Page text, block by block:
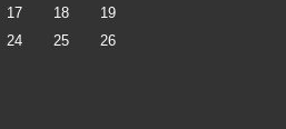
17 18
19
24 25
26